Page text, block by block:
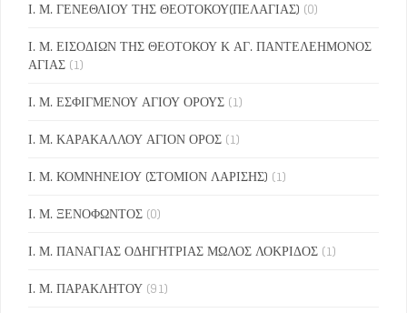
Ι. Μ. ΓΕΝΕΘΛΙΟΥ ΤΗΣ ΘΕΟΤΟΚΟΥ(ΠΕΛΑΓΙΑΣ) (0)
Ι. Μ. ΕΙΣΟΔΙΩΝ ΤΗΣ ΘΕΟΤΟΚΟΥ Κ ΑΓ. ΠΑΝΤΕΛΕΗΜΟΝΟΣ
ΑΓΙΑΣ (1)
Ι. Μ. ΕΣΦΙΓΜΕΝΟΥ ΑΓΙΟΥ ΟΡΟΥΣ (1)
Ι. Μ. ΚΑΡΑΚΑΛΛΟΥ ΑΓΙΟΝ ΟΡΟΣ (1)
Ι. Μ. ΚΟΜΝΗΝΕΙΟΥ (ΣΤΟΜΙΟΝ ΛΑΡΙΣΗΣ) (1)
Ι. Μ. ΞΕΝΟΦΩΝΤΟΣ (0)
Ι. Μ. ΠΑΝΑΓΙΑΣ ΟΔΗΓΗΤΡΙΑΣ ΜΩΛΟΣ ΛΟΚΡΙΔΟΣ (1)
Ι. Μ. ΠΑΡΑΚΛΗΤΟΥ (91)